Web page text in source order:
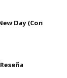
Day (Con